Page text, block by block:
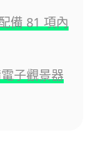
備 81 項內
子觀景器